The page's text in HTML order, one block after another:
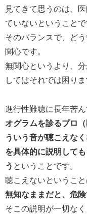
見てきて思うのは、
ていないということで
そのバランスで、ど
関心です。
無関心というより、
してはそれでは困りま
進行性難聴に長年苦
オグラムを診るプロ
ういう音が聴こえな
を具体的に説明して
う ということです。
聴こえないということ
無知なままだと、危
そこの説明が一切な